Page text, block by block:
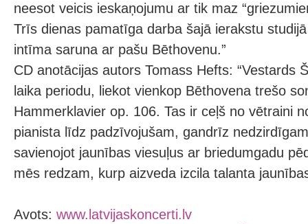
neesot veicis ieskaņojumu ar tik maz
Trīs dienas pamatīga darba šajā ierakstu
intīma saruna ar pašu Bēthovenu.”
CD anotācijas autors Tomass Hefts: “Vestards
laika periodu, liekot vienkop Bēthovena trešo
Hammerklavier op. 106. Tas ir ceļš no vētraini
pianista līdz padzīvojušam, gandrīz
savienojot jaunības viesuļus ar briedumgadu
mēs redzam, kurp aizveda izcila talanta
Avots: www.latvijaskoncerti.lv